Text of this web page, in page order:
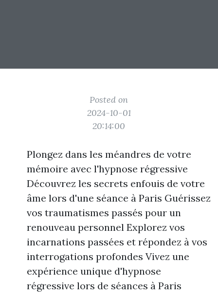
Posted on
2024-10-01
20:14:00
Plongez dans les méandres de votre
mémoire avec l'hypnose régressive
Découvrez les secrets enfouis de votre
âme lors d'une séance à Paris Guérissez
vos traumatismes passés pour un
renouveau personnel Explorez vos
incarnations passées et répondez à vos
interrogations profondes Vivez une
expérience unique d'hypnose
régressive lors de séances à Paris